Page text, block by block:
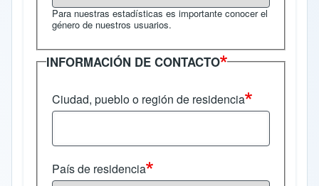
Para nuestras estadísticas es importante conocer el
género de nuestros usuarios.
INFORMACIÓN DE CONTACTO
Ciudad, pueblo o región de residencia
País de residencia